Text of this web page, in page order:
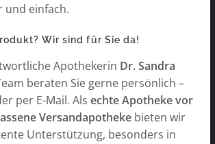
und einfach.
Wir sind für Sie da!
Apothekerin Dr. Sandra
beraten Sie gerne persönlich –
per E-Mail. Als echte Apotheke vor
Versandapotheke bieten wir
Unterstützung, besonders in